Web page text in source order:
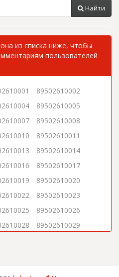
Найти
из списка ниже, чтобы
пользователей
89502610002
89502610005
89502610008
89502610011
89502610014
89502610017
89502610020
89502610023
89502610026
89502610029